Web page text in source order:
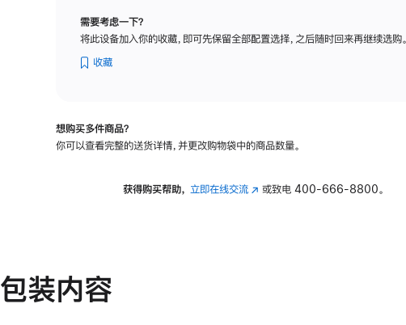
理
可
斜
需要考虑一下？
将此设备加入你的收藏，即可先保留全部配置选择，之后随时回来再继续选购。
收藏
想购买多件商品？
你可以查看完整的送货详情，并更改购物袋中的商品数量。
获得购买帮助， 立即在线交流(在 或致电400-666-8800。
包装内容